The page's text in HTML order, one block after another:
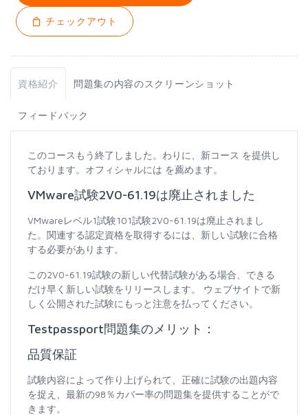
チェックアウト
資格紹介 問題集の内容のスクリーンショット
フィードバック
このコースもう終了しました。わりに、新コース を提供し
ております。オフィシャルには を薦めます。
VMware試験2V0-61.19は廃止されました
VMwareレベル1試験101試験2V0-61.19は廃止されまし
た。関連する認定資格を取得するには、新しい試験に合格
する必要があります。
この2V0-61.19試験の新しい代替試験がある場合、できる
だけ早く新しい試験をリリースします。 ウェブサイトで新
しく公開された試験にもっと注意を払ってください。
Testpassport問題集のメリット：
品質保証
試験内容によって作り上げられて、正確に試験の出題内容
を捉え、最新の98％カバー率の問題集を提供することがで
きます。